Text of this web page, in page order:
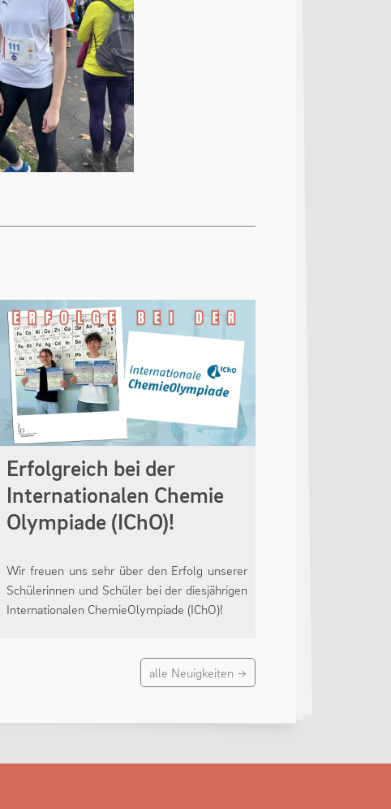
Erfolgreich bei der
Internationalen Chemie
Olympiade (IChO)!
Wir freuen uns sehr über den Erfolg unserer
Schülerinnen und Schüler bei der diesjährigen
Internationalen ChemieOlympiade (IChO)!
alle Neuigkeiten →